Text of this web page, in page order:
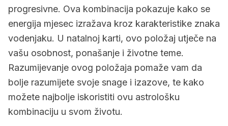
progresivne. Ova kombinacija pokazuje kako se
energija mjesec izražava kroz karakteristike znaka
vodenjaku. U natalnoj karti, ovo položaj utječe na
vašu osobnost, ponašanje i životne teme.
Razumijevanje ovog položaja pomaže vam da
bolje razumijete svoje snage i izazove, te kako
možete najbolje iskoristiti ovu astrološku
kombinaciju u svom životu.